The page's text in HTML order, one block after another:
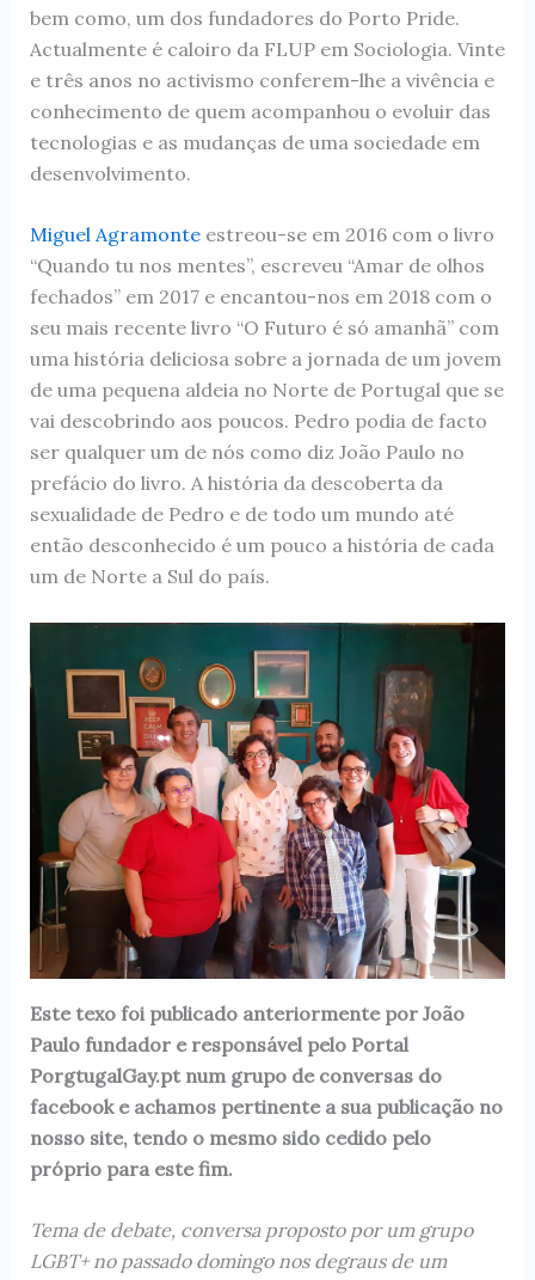
bem como, um dos fundadores do Porto Pride.
Actualmente é caloiro da FLUP em Sociologia. Vinte
e três anos no activismo conferem-lhe a vivência e
conhecimento de quem acompanhou o evoluir das
tecnologias e as mudanças de uma sociedade em
desenvolvimento.
Miguel Agramonteestreou-se em 2016 com o livro
“Quando tu nos mentes”, escreveu “Amar de olhos
fechados” em 2017 e encantou-nos em 2018 com o
seu mais recente livro “O Futuro é só amanhã” com
uma história deliciosa sobre a jornada de um jovem
de uma pequena aldeia no Norte de Portugal que se
vai descobrindo aos poucos. Pedro podia de facto
ser qualquer um de nós como diz João Paulo no
prefácio do livro. A história da descoberta da
sexualidade de Pedro e de todo um mundo até
então desconhecido é um pouco a história de cada
um de Norte a Sul do país.
Este texo foi publicado anteriormente por João
Paulo fundador e responsável pelo Portal
PorgtugalGay.pt num grupo de conversas do
facebook e achamos pertinente a sua publicação no
nosso site, tendo o mesmo sido cedido pelo
próprio para este fim.
Tema de debate, conversa proposto por um grupo
LGBT+ no passado domingo nos degraus de um